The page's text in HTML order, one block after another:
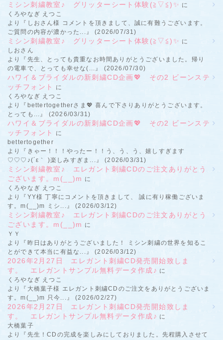
ミシン刺繍教室♪ グリッターシート体験(≧▽≦)✨ に
くろやなぎ えつこ
より『しおさん様 コメントを頂きまして、誠に有難うございます。
ご質問の内容が濃かった...』 (2026/07/31)
ミシン刺繍教室♪ グリッターシート体験(≧▽≦)✨ に
しおさん
より『先生、とっても貴重なお時間ありがとうございました。帰り
の電車で、とっても幸せな(...』 (2026/07/30)
ハワイ＆ブライダルの新刺繍CD企画💖 その2 ビーンステ
ッチフォント
に
くろやなぎ えつこ
より『bettertogetherさま💖 喜んで下さりありがとうございます。
とっても...』 (2026/03/31)
ハワイ＆ブライダルの新刺繍CD企画💖 その2 ビーンステ
ッチフォント
に
bettertogether
より『きゃー！！！やったー！！う、う、う、嬉しすぎます
♡♡♡♪(´ε｀ )楽しみすぎま...』 (2026/03/31)
ミシン刺繍教室♪ エレガント刺繍CDのご注文ありがとう
ございます。m(__)m に
くろやなぎ えつこ
より『YY様 丁寧にコメントを頂きまして、 誠に有り稼働ございま
す。m(__)m ミシ...』 (2026/03/12)
ミシン刺繍教室♪ エレガント刺繍CDのご注文ありがとう
ございます。m(__)m に
ＹＹ
より『昨日はありがとうございました！ ミシン刺繍の世界を知るこ
とができて本当に有益な...』 (2026/03/12)
2026年2月27日 エレガント刺繍CD発売開始致しま
す。 エレガントサンプル無料データ作成♪ に
くろやなぎ えつこ
より『大橋葉子様 エレガント刺繍CDのご注文をありがとうございま
す。m(__)m 只今...』 (2026/02/27)
2026年2月27日 エレガント刺繍CD発売開始致しま
す。 エレガントサンプル無料データ作成♪ に
大橋葉子
より『先生！CDの完成を楽しみにしておりました。先程購入させて